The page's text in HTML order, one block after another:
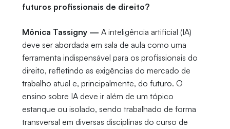
futuros profissionais de direito?
Mônica Tassigny — A inteligência artificial (IA)
deve ser abordada em sala de aula como uma
ferramenta indispensável para os profissionais do
direito, refletindo as exigências do mercado de
trabalho atual e, principalmente, do futuro. O
ensino sobre IA deve ir além de um tópico
estanque ou isolado, sendo trabalhado de forma
transversal em diversas disciplinas do curso de